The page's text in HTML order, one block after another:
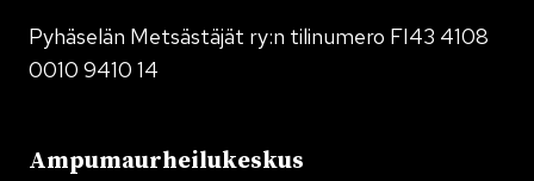
Pyhäselän Metsästäjät ry:n tilinumero FI43 4108
0010 9410 14
Ampumaurheilukeskus